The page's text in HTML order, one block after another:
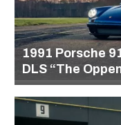
1991 Porsche
DLS “The